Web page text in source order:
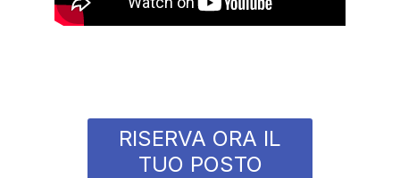
RISERVA ORA IL
TUO POSTO